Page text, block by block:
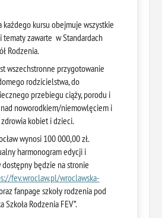
każdego kursu obejmuje wszystkie
zawarte w Standardach
Rodzenia.
wszechstronne przygotowanie
rodzicielstwa, do
przebiegu ciąży, porodu i
noworodkiem/niemowlęciem i
kobiet i dzieci.
wynosi 100 000,00 zł.
harmonogram edycji i
będzie na stronie
fev.wroclaw.pl/wroclawska-
fanpage szkoły rodzenia pod
Szkoła Rodzenia FEV”.